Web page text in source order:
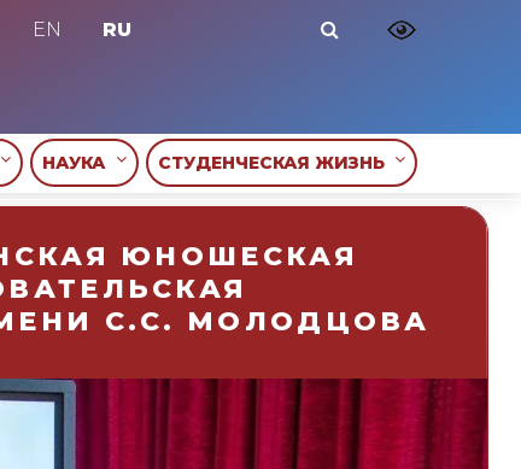
EN RU
НАУКА СТУДЕНЧЕСКАЯ ЖИЗНЬ
ЮНОШЕСКАЯ
С.С. МОЛОДЦОВА